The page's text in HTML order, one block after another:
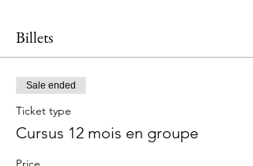
Billets
Sale ended
Ticket type
Cursus 12 mois en groupe